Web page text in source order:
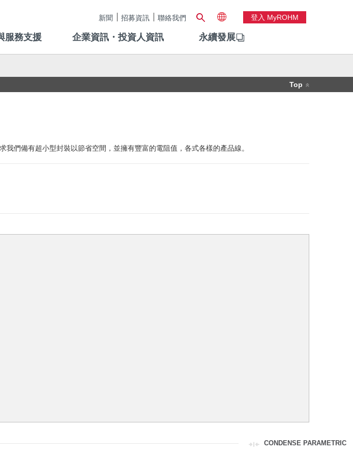
新聞 招募資訊 聯絡我們 登入 MyROHM
服務支援 企業資訊・投資人資訊 永續發展
Top
們備有超小型封裝以節省空間，並擁有豐富的電阻值，各式各樣的產品線。
CONDENSE PARAMETRIC